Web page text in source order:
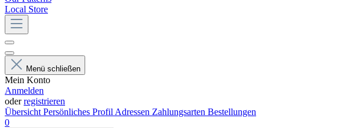
Local Store
Menü schließen
Mein Konto
Anmelden
oderregistrieren
Übersicht Persönliches Profil Adressen Zahlungsarten Bestellungen
0